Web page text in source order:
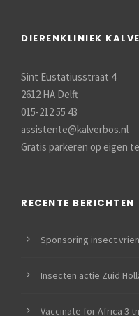
DIERENKLINIEK
Sint Eustatiusstraat 4
2612 HA Delft
015-212 55 43
assistente@kalverbos.nl
Gratis parkeren op eigen
RECENTE BERICHTEN
Sponsoring insect
Insecten actie Zuid
Vaccinate for Africa 3